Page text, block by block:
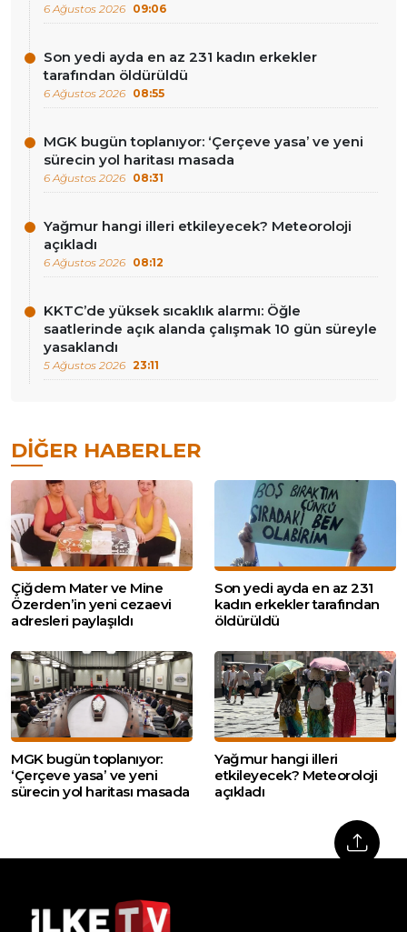
6 Ağustos 2026 09:06
Son yedi ayda en az 231 kadın erkekler
tarafından öldürüldü
6 Ağustos 2026 08:55
MGK bugün toplanıyor: ‘Çerçeve yasa’ ve yeni
sürecin yol haritası masada
6 Ağustos 2026 08:31
Yağmur hangi illeri etkileyecek? Meteoroloji
açıkladı
6 Ağustos 2026 08:12
KKTC’de yüksek sıcaklık alarmı: Öğle
saatlerinde açık alanda çalışmak 10 gün süreyle
yasaklandı
5 Ağustos 2026 23:11
DIĞER HABERLER
Çiğdem Mater ve Mine
Özerden’in yeni cezaevi
adresleri paylaşıldı
Son yedi ayda en az 231
kadın erkekler tarafından
öldürüldü
MGK bugün toplanıyor:
‘Çerçeve yasa’ ve yeni
sürecin yol haritası masada
Yağmur hangi illeri
etkileyecek? Meteoroloji
açıkladı